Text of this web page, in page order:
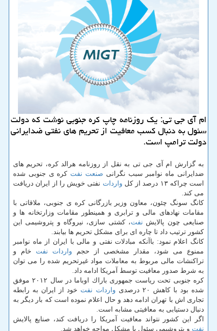
ام آی جی تی: یك روزنامه چاپ كره جنوبی نوشت كه دولت
سئول به دنبال كسب معافیت از تحریم های نفتی ضدایرانی
دولت ترامپ است.
به گزارش ام آی جی تی به نقل از روزنامه هرالد كره، تحریم های
ضدایرانی ماه نوامبر سبب نگرانی صنعت نفت كره ی جنوبی شده
است چراكه ۱۳ درصد از كل
واردات نفتی خویش را از ایران دریافت
می كند.
كانگ سونگ چئون، معاون وزیر بازرگانی كره ی جنوبی، ملاقاتی با
مقامات نهادهای مالی و ترابری و همینطور مقامات وزارتخانه ها و
صنایعی چون پالایش نفت، كشتی سازی، نیروگاه و پتروشیمی این
كشور ترتیب داد تا چاره ای برای مشكل تحریم ها بیابند.
كانگ اعلام نمود: باآنكه مبادلات نفتی و مالی با ایران از ماه نوامبر
ممنوع می شود، مقدار مشخصی از حجم واردات نفت خام و
تراكنشات مالی مربوط به معاملات مواد غیرتحریم شده را می توان
به شرط صدور معافیت توسط آمریكا ادامه داد.
كره جنوبی تحت ریاست جمهوری باراك اوباما در سال ۲۰۱۲ موفق
شده بود با كاهش ۲۰ درصدی
واردات نفت خود از ایران به رابطه
تجاری اش با تهران ادامه دهد و حال اعلام نموده است كه بار دیگر به
دنبال دستیابی به معافیتی مشابه است.
اگر این كشور نتواند معافیت آمریكا را دریافت كند، صنایع پالایش
نفت و پتروشیمی سئول با مشكل مواجه خواهد شد.